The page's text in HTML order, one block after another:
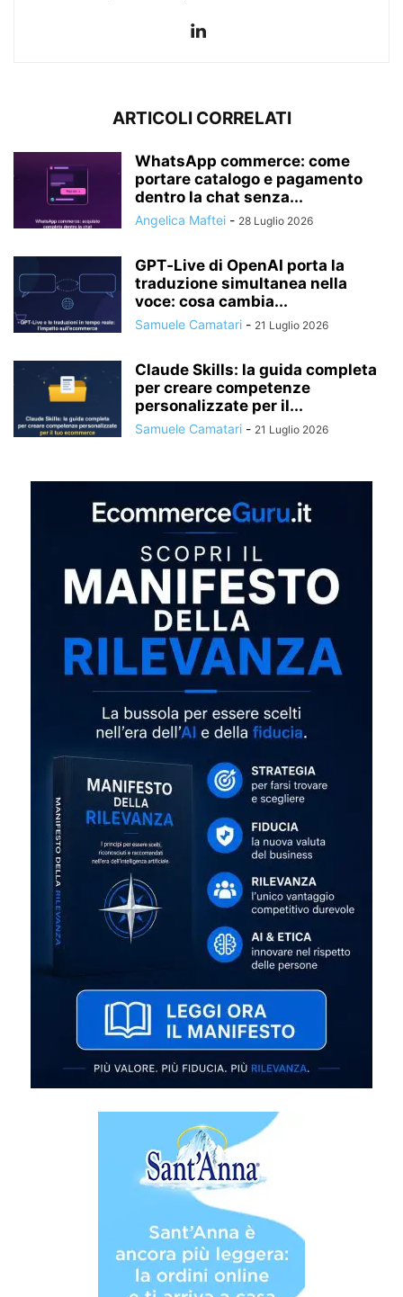
ARTICOLI CORRELATI
WhatsApp commerce: come
portare catalogo e pagamento
dentro la chat senza...
Angelica Maftei - 28 Luglio 2026
GPT‑Live di OpenAI porta la
traduzione simultanea nella
voce: cosa cambia...
Samuele Camatari - 21 Luglio 2026
Claude Skills: la guida completa
per creare competenze
personalizzate per il...
Samuele Camatari - 21 Luglio 2026